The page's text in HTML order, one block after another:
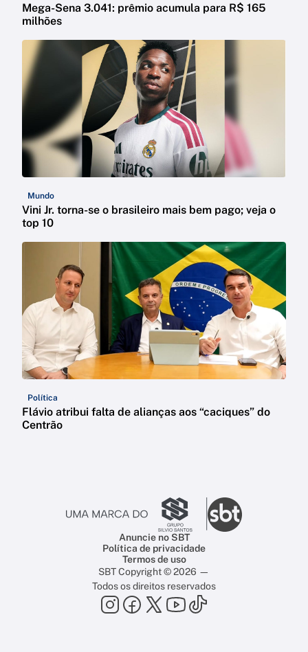
Mega-Sena 3.041: prêmio acumula para R$ 165
milhões
Mundo
Vini Jr. torna-se o brasileiro mais bem pago; veja o
top 10
Política
Flávio atribui falta de alianças aos “caciques” do
Centrão
Anuncie no SBT
Política de privacidade
Termos de uso
SBT Copyright © 2026 —
Todos os direitos reservados